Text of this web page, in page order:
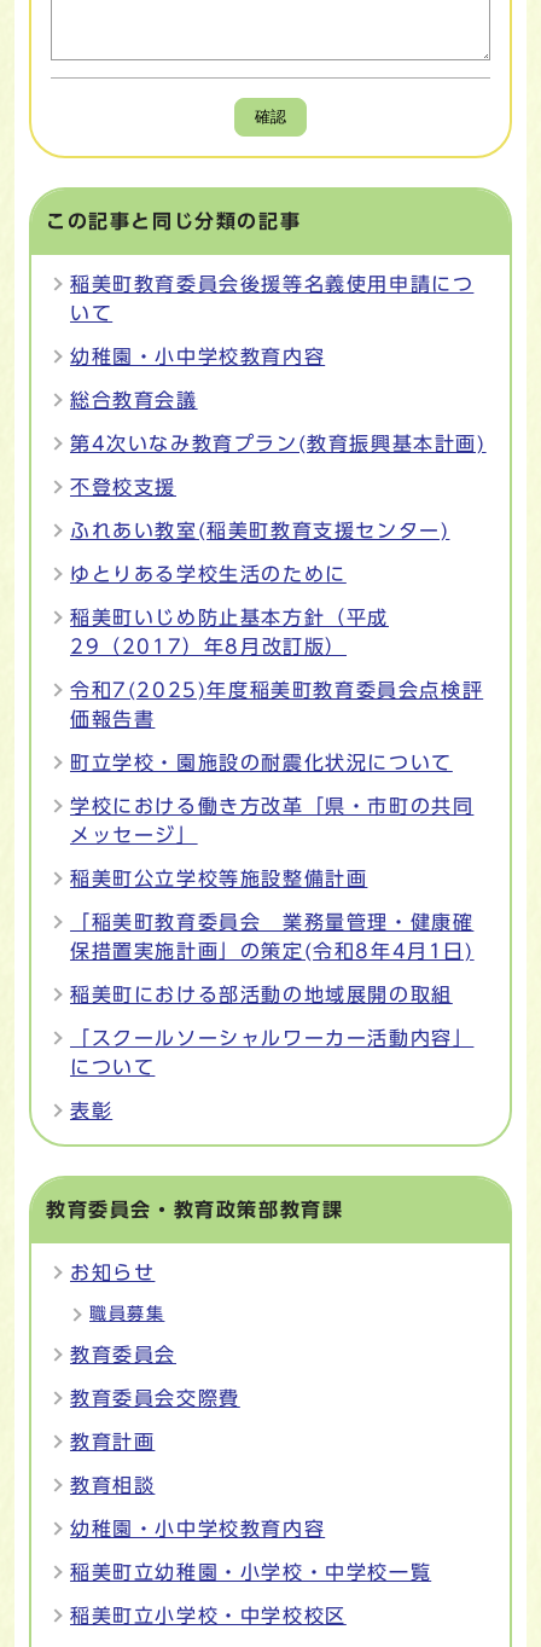
確認
この記事と同じ分類の記事
稲美町教育委員会後援等名義使用申請につ
いて
幼稚園・小中学校教育内容
総合教育会議
第4次いなみ教育プラン(教育振興基本計画)
不登校支援
ふれあい教室(稲美町教育支援センター)
ゆとりある学校生活のために
稲美町いじめ防止基本方針（平成
29（2017）年8月改訂版）
令和7(2025)年度稲美町教育委員会点検評
価報告書
町立学校・園施設の耐震化状況について
学校における働き方改革「県・市町の共同
メッセージ」
稲美町公立学校等施設整備計画
「稲美町教育委員会 業務量管理・健康確
保措置実施計画」の策定(令和8年4月1日)
稲美町における部活動の地域展開の取組
「スクールソーシャルワーカー活動内容」
について
表彰
教育委員会・教育政策部教育課
お知らせ
職員募集
教育委員会
教育委員会交際費
教育計画
教育相談
幼稚園・小中学校教育内容
稲美町立幼稚園・小学校・中学校一覧
稲美町立小学校・中学校校区